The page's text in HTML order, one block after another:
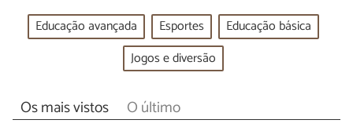
Educação avançada Esportes
Educação básica
Jogos e diversão
Os mais vistos O último